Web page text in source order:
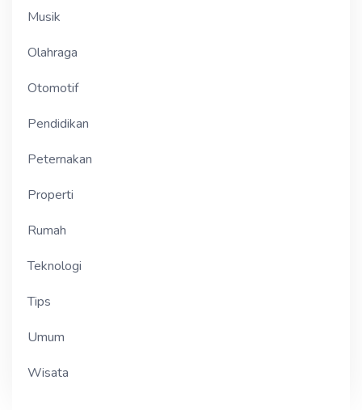
Musik
Olahraga
Otomotif
Pendidikan
Peternakan
Properti
Rumah
Teknologi
Tips
Umum
Wisata